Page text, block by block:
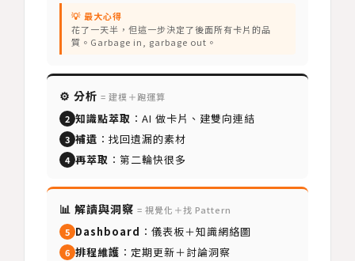
💡 最大心得
花了一天半，但這一步決定了後面所有卡片的品
質。Garbage in, garbage out。
⚙️ 分析 = 建模＋跑運算
2 知識點萃取 ：AI 做卡片、建雙向連結
3 補遺 ：找回遺漏的素材
4 再萃取 ：第二輪快很多
📊 解讀與洞察 = 視覺化＋找 Pattern
5 Dashboard ：儀表板＋知識網絡圖
6 排程維護 ：定期更新＋討論洞察